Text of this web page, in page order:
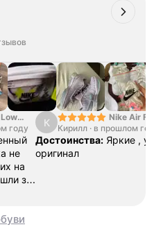
году
не
на
за
К
Nike Air
Yellow
Кирилл · в прошлом
Достоинства: Яркие ,
оригинал